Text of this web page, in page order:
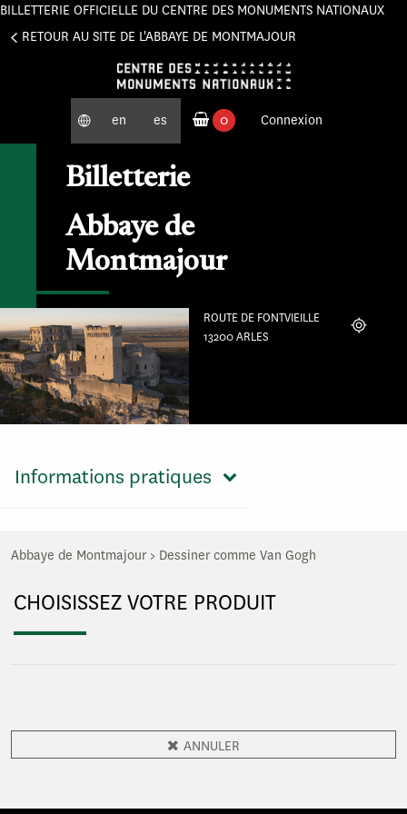
BILLETTERIE OFFICIELLE DU CENTRE DES MONUMENTS NATIONAUX
RETOUR AU SITE DE L'ABBAYE DE MONTMAJOUR
en es
0
Connexion
Billetterie
Abbaye de
Montmajour
ROUTE DE FONTVIEILLE
13200 ARLES
Localiser
Informations pratiques
Abbaye de Montmajour > Dessiner comme Van Gogh
CHOISISSEZ VOTRE PRODUIT
ANNULER
Panneau de gestion des cookies